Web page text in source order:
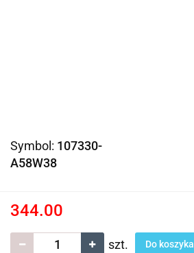
Symbol: 107330-
A58W38
344.00
szt. Do koszyka